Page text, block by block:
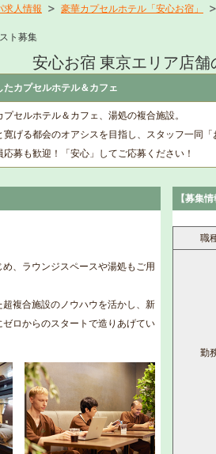
求人情報 豪華カプセルホテル「安心お宿」
ト募集
安心お宿 東京エリア店舗
カプセルホテル＆カフェ
セルホテル＆カフェ、湯処の複合施設。
げる都会のオアシスを目指し、スタッフ一同「
募も歓迎！「安心」してご応募ください！
、ラウンジスペースや湯処もご用
複合施設のノウハウを活かし、新
ロからのスタートで造りあげてい
【募集情
職
勤